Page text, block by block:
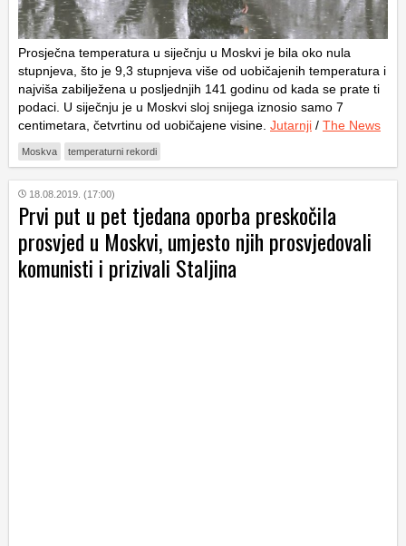
Prosječna temperatura u siječnju u Moskvi je bila oko nula
stupnjeva, što je 9,3 stupnjeva više od uobičajenih temperatura i
najviša zabilježena u posljednjih 141 godinu od kada se prate ti
podaci. U siječnju je u Moskvi sloj snijega iznosio samo 7
centimetara, četvrtinu od uobičajene visine. Jutarnji / The News
Moskva temperaturni rekordi
18.08.2019. (17:00)
Prvi put u pet tjedana oporba preskočila
prosvjed u Moskvi, umjesto njih prosvjedovali
komunisti i prizivali Staljina